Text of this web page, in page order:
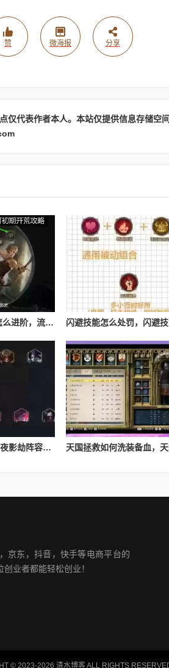
赞 微海报 分享
仅代表作者本人。本站仅提供信息存储空
流放之路游侠技能怎么进阶，流放之路游侠技能怎么进阶的
Lol云顶之弈s4最新夜影劫阵容搭配，云顶之奕夜影劫阵容
京东，抖音，快手等电商平台的
业者都能轻松创业！
© 2023-2026 清水博客ALL RIGHTS